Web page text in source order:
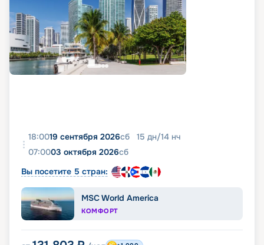
18:0019 сентября 2026сб 15 дн/14 нч
07:0003 октября 2026сб
Вы посетите 5 стран:
MSC World America
КОМФОРТ